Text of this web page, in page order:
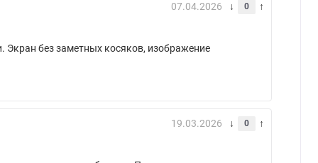
07.04.2026 0
Экран без заметных косяков, изображение
19.03.2026 0